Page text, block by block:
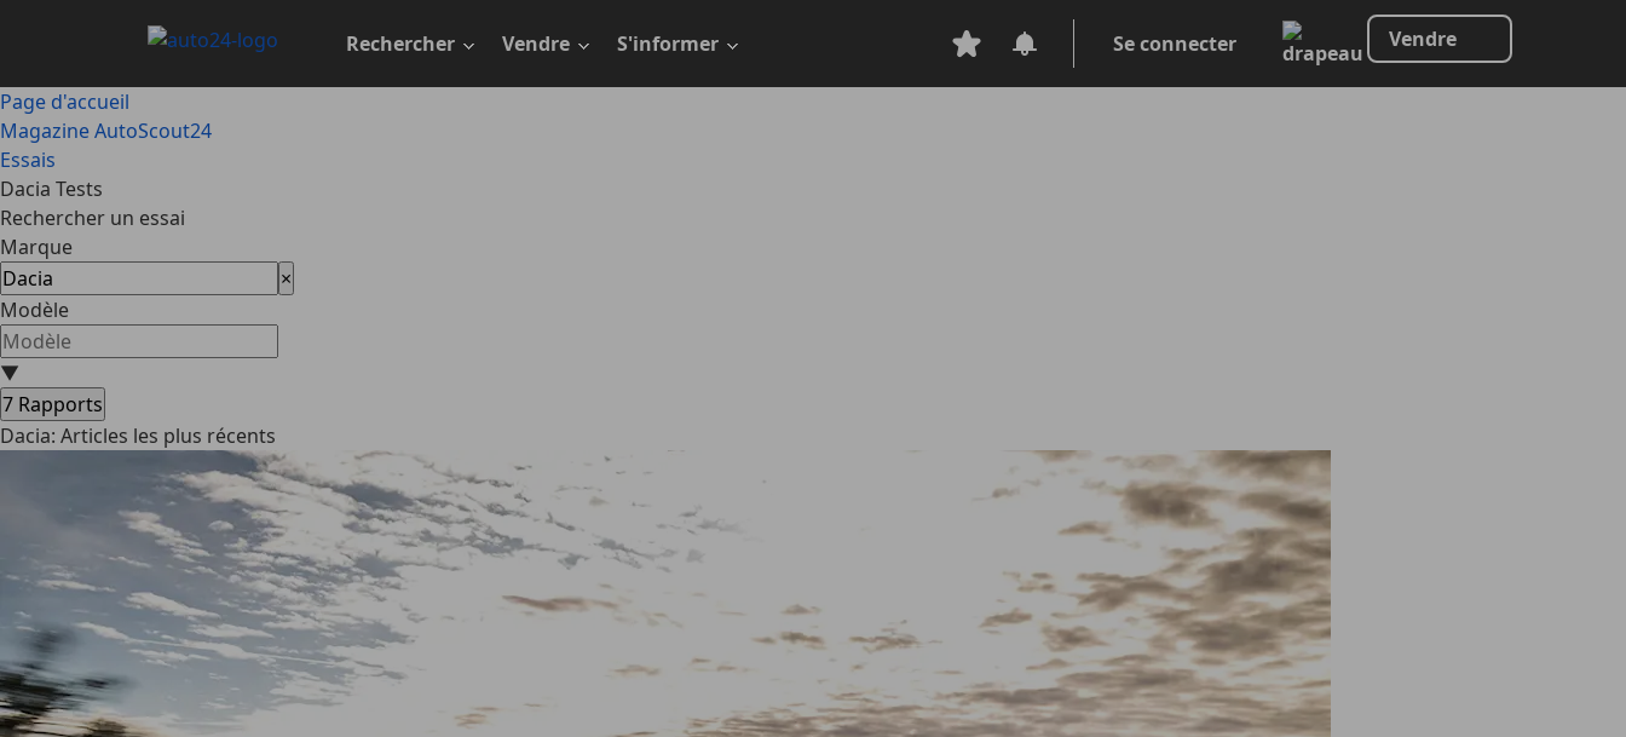
principal
Rechercher Vendre S'informer Se connecter Vendre
Page d'accueil
Magazine AutoScout24
Essais
Dacia Tests
Rechercher un essai
Marque
×
Modèle
▼
7 Rapports
Dacia: Articles les plus récents